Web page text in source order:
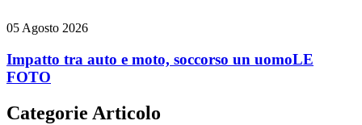
05 Agosto 2026
Impatto tra auto e moto, soccorso un uomoLE
FOTO
Categorie Articolo